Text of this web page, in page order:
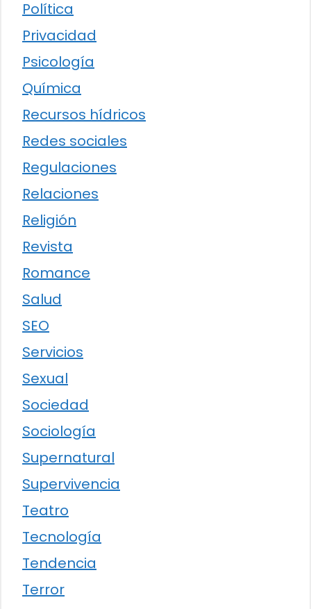
Política
Privacidad
Psicología
Química
Recursos hídricos
Redes sociales
Regulaciones
Relaciones
Religión
Revista
Romance
Salud
SEO
Servicios
Sexual
Sociedad
Sociología
Supernatural
Supervivencia
Teatro
Tecnología
Tendencia
Terror